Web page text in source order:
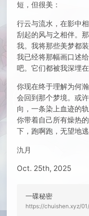
短，但很美：
行云与流水，在影中
刮起的风与之相伴。
我。我将那些美梦都
我已经将那幅画口述
吧。它们都被我深埋
你现在终于理解为何
会回到那个梦境。或
向，一条染上血迹的
你带着自己所有燥热
下，跑啊跑，无望地
氿月
Oct. 25th, 2025
一碟秘密
https://chuishen.xyz/